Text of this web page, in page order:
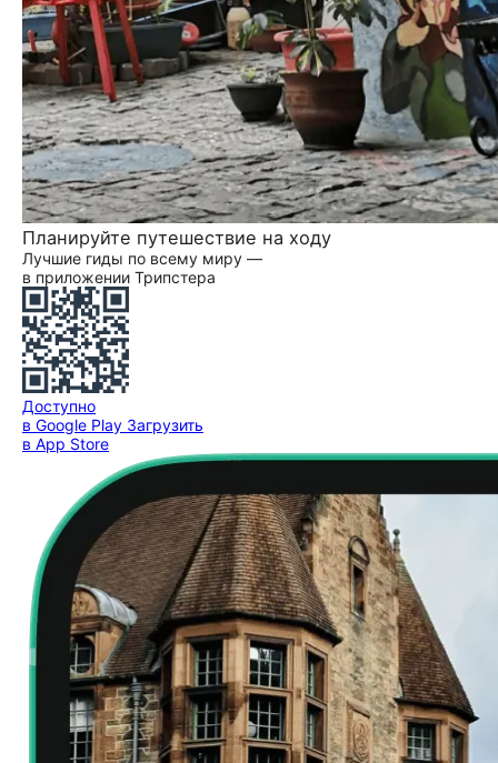
Планируйте путешествие на ходу
Лучшие гиды по всему миру —
в приложении Трипстера
Доступно
в Google Play Загрузить
в App Store